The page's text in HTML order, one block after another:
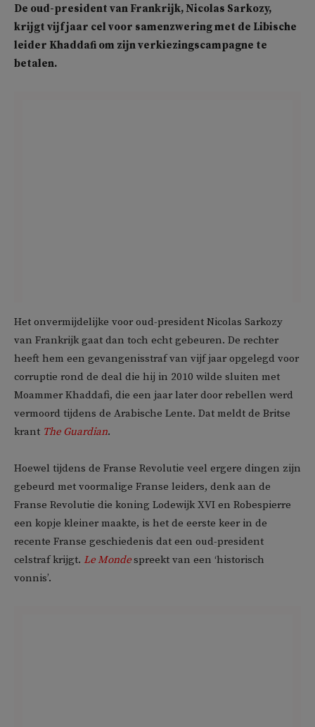
De oud-president van Frankrijk, Nicolas Sarkozy,
krijgt vijf jaar cel voor samenzwering met de Libische
leider Khaddafi om zijn verkiezingscampagne te
betalen.
Het onvermijdelijke voor oud-president Nicolas Sarkozy
van Frankrijk gaat dan toch echt gebeuren. De rechter
heeft hem een gevangenisstraf van vijf jaar opgelegd voor
corruptie rond de deal die hij in 2010 wilde sluiten met
Moammer Khaddafi, die een jaar later door rebellen werd
vermoord tijdens de Arabische Lente. Dat meldt de Britse
krant The Guardian.
Hoewel tijdens de Franse Revolutie veel ergere dingen zijn
gebeurd met voormalige Franse leiders, denk aan de
Franse Revolutie die koning Lodewijk XVI en Robespierre
een kopje kleiner maakte, is het de eerste keer in de
recente Franse geschiedenis dat een oud-president
celstraf krijgt. Le Mondespreekt van een ‘historisch
vonnis’.